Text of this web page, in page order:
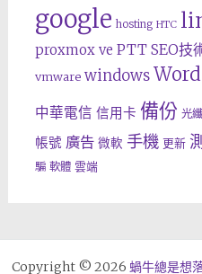
google hosting HTC
proxmox ve PTT SEO技
vmware windows
中華電信 信用卡 備份 光纖
帳號 廣告 微軟 手機 更新
騙 軟體 雲端
Copyright © 2026 蝸牛總是想